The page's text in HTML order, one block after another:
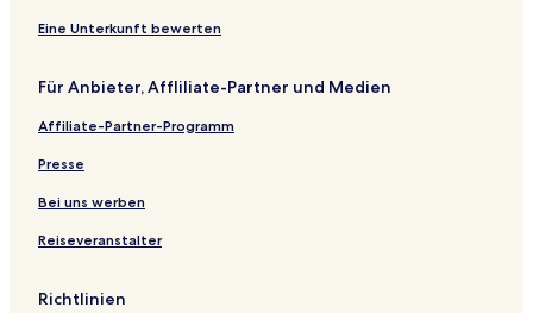
Eine Unterkunft bewerten
Für Anbieter, Affliliate-Partner und Medien
Affiliate-Partner-Programm
Presse
Bei uns werben
Reiseveranstalter
Richtlinien